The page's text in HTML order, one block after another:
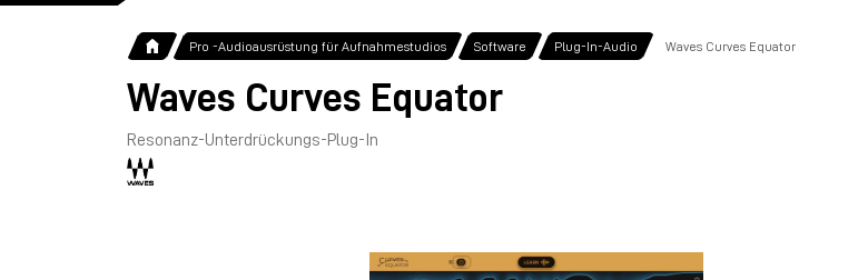
Pro -Audioausrüstung für Aufnahmestudios Software Plug-In-Audio Waves Curves Equator
Waves Curves Equator
Resonanz-Unterdrückungs-Plug-In